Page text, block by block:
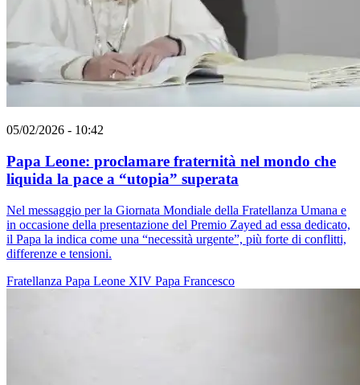
05/02/2026 - 10:42
Papa Leone: proclamare fraternità nel mondo che
liquida la pace a “utopia” superata
Nel messaggio per la Giornata Mondiale della Fratellanza Umana e
in occasione della presentazione del Premio Zayed ad essa dedicato,
il Papa la indica come una “necessità urgente”, più forte di conflitti,
differenze e tensioni.
Fratellanza Papa Leone XIV Papa Francesco